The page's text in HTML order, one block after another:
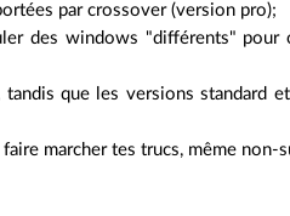
par crossover (version pro);
des windows "différents" pour
que les versions standard
marcher tes trucs, même non-